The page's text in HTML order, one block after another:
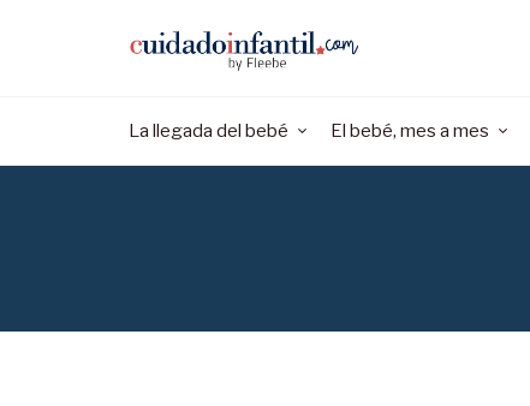
La llegada del bebé El bebé, mes a mes